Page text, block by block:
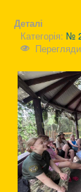
Деталі
Категорія: №